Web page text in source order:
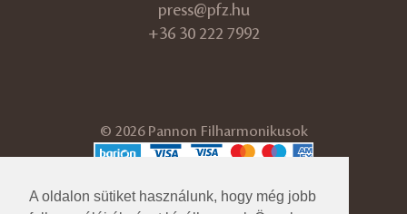
A oldalon sütiket használunk, hogy még jobb
press@pfz.hu
+36 30 222 7992
© 2026 Pannon Filharmonikusok
Adatvédelmi tájékoztató